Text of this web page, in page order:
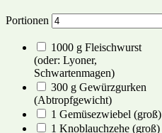
Portionen
1000 g Fleischwurst
(oder: Lyoner,
Schwartenmagen)
300 g Gewürzgurken
(Abtropfgewicht)
1 Gemüsezwiebel (groß)
1 Knoblauchzehe (groß)